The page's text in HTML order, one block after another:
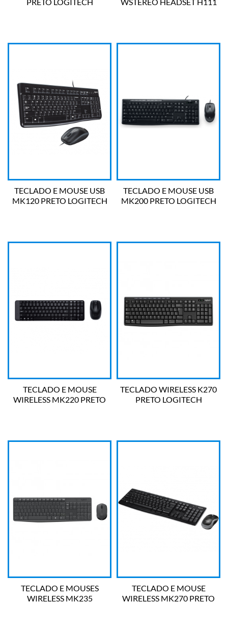
TECLADO E MOUSE USB
MK120 PRETO LOGITECH
TECLADO E MOUSE USB
MK200 PRETO LOGITECH
TECLADO E MOUSE
WIRELESS MK220 PRETO
TECLADO WIRELESS K270
PRETO LOGITECH
TECLADO E MOUSES
WIRELESS MK235
TECLADO E MOUSE
WIRELESS MK270 PRETO